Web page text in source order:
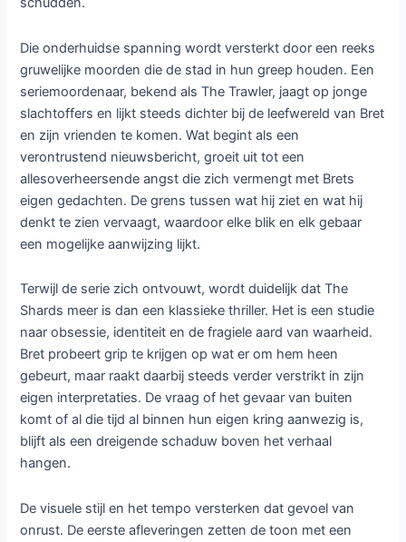
Die onderhuidse spanning wordt versterkt door een reeks
gruwelijke moorden die de stad in hun greep houden. Een
seriemoordenaar, bekend als The Trawler, jaagt op jonge
slachtoffers en lijkt steeds dichter bij de leefwereld van Bret
en zijn vrienden te komen. Wat begint als een
verontrustend nieuwsbericht, groeit uit tot een
allesoverheersende angst die zich vermengt met Brets
eigen gedachten. De grens tussen wat hij ziet en wat hij
denkt te zien vervaagt, waardoor elke blik en elk gebaar
een mogelijke aanwijzing lijkt.
Terwijl de serie zich ontvouwt, wordt duidelijk dat The
Shards meer is dan een klassieke thriller. Het is een studie
naar obsessie, identiteit en de fragiele aard van waarheid.
Bret probeert grip te krijgen op wat er om hem heen
gebeurt, maar raakt daarbij steeds verder verstrikt in zijn
eigen interpretaties. De vraag of het gevaar van buiten
komt of al die tijd al binnen hun eigen kring aanwezig is,
blijft als een dreigende schaduw boven het verhaal
hangen.
De visuele stijl en het tempo versterken dat gevoel van
onrust. De eerste afleveringen zetten de toon met een